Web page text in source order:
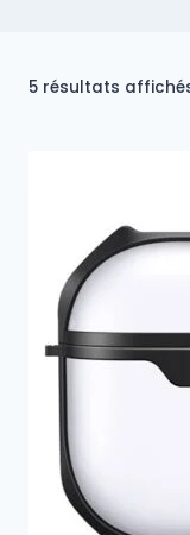
5 résultats